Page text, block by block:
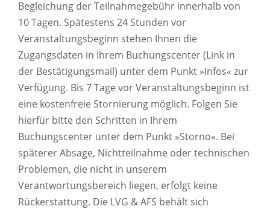
Begleichung der Teilnahmegebühr innerhalb von
10 Tagen. Spätestens 24 Stunden vor
Veranstaltungsbeginn stehen Ihnen die
Zugangsdaten in Ihrem Buchungscenter (Link in
der Bestätigungsmail) unter dem Punkt »Infos« zur
Verfügung. Bis 7 Tage vor Veranstaltungsbeginn ist
eine kostenfreie Stornierung möglich. Folgen Sie
hierfür bitte den Schritten in Ihrem
Buchungscenter unter dem Punkt »Storno«. Bei
späterer Absage, Nichtteilnahme oder technischen
Problemen, die nicht in unserem
Verantwortungsbereich liegen, erfolgt keine
Rückerstattung. Die LVG & AFS behält sich